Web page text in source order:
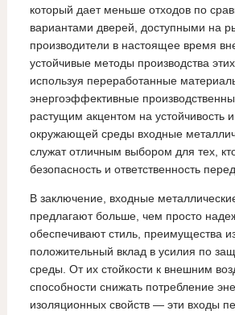
который дает меньше отходов по
вариантами дверей, доступными на
производители в настоящее время
устойчивые методы производства
используя переработанные
энергоэффективные
растущим акцентом на устойчивость
окружающей среды входные
служат отличным выбором для тех,
безопасность и ответственность
В заключение, входные
предлагают больше, чем просто
обеспечивают стиль, преимущества
положительный вклад в усилия по
среды. От их стойкости к внешним
способности снижать потребление
изоляционных свойств — эти входы